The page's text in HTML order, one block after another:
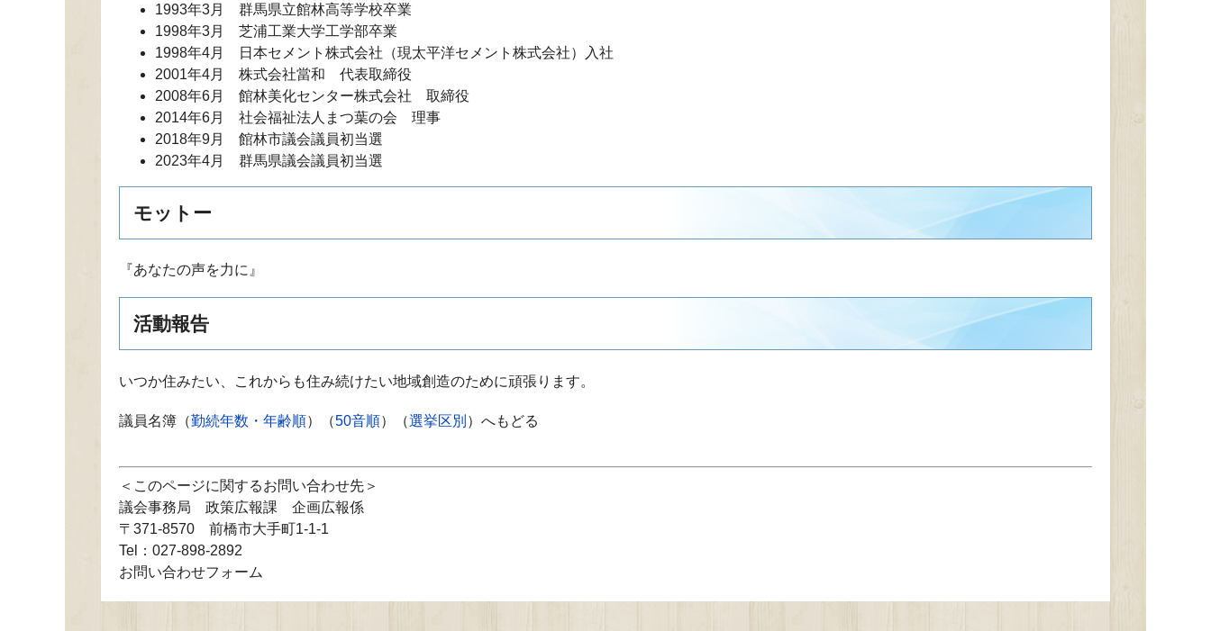
1993年3月 群馬県立館林高等学校卒業
1998年3月 芝浦工業大学工学部卒業
1998年4月 日本セメント株式会社（現太平洋セメント株式会社）入社
2001年4月 株式会社當和 代表取締役
2008年6月 館林美化センター株式会社 取締役
2014年6月 社会福祉法人まつ葉の会 理事
2018年9月 館林市議会議員初当選
2023年4月 群馬県議会議員初当選
モットー
『あなたの声を力に』
活動報告
いつか住みたい、これからも住み続けたい地域創造のために頑張ります。
議員名簿（勤続年数・年齢順）（50音順）（選挙区別 ）へもどる
このページに関するお問い合わせ先
議会事務局
政策広報課 企画広報係
〒371-8570
前橋市大手町1-1-1
Tel：027-898-2892
お問い合わせフォーム